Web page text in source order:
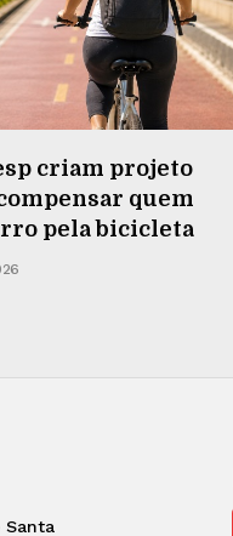
criam projeto
quem
pela bicicleta